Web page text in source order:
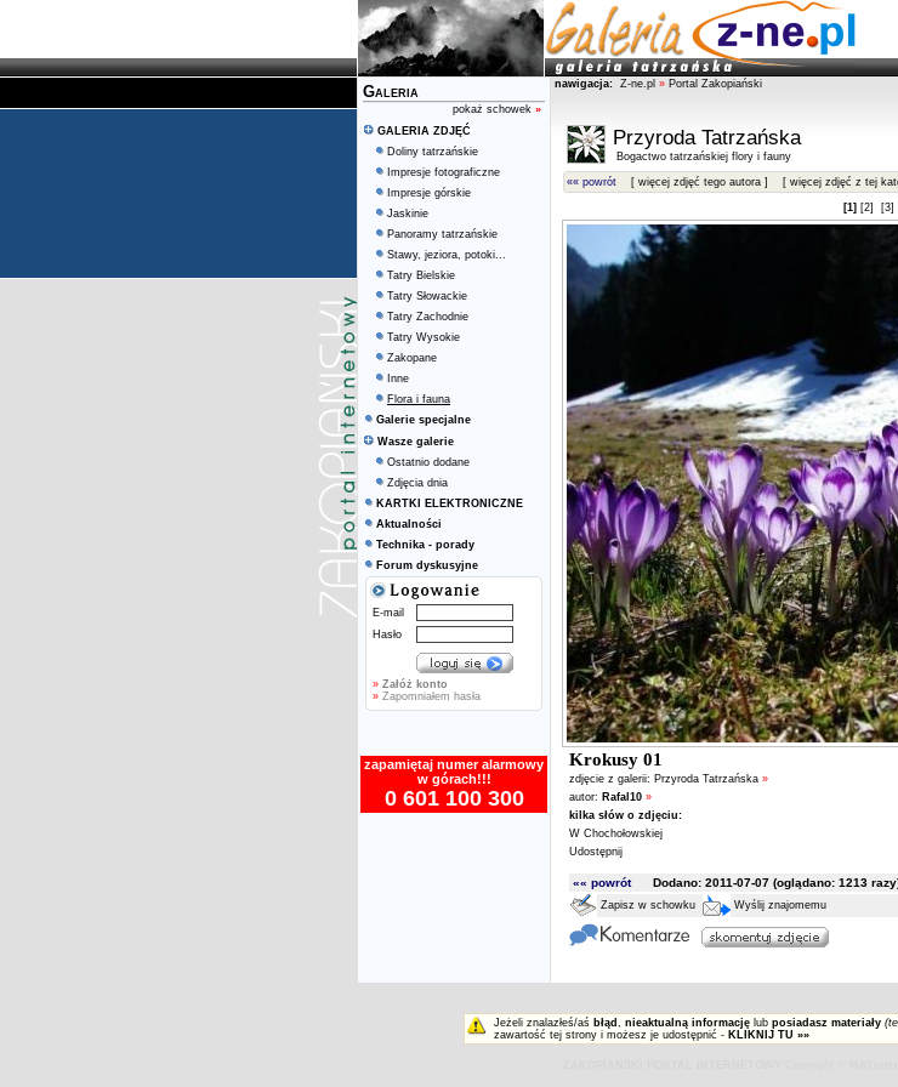
Galeria
pokaż schowek »
GALERIA ZDJĘĆ
Doliny tatrzańskie
Impresje fotograficzne
Impresje górskie
Jaskinie
Panoramy tatrzańskie
Stawy, jeziora, potoki...
Tatry Bielskie
Tatry Słowackie
Tatry Zachodnie
Tatry Wysokie
Zakopane
Inne
Flora i fauna
Galerie specjalne
Wasze galerie
Ostatnio dodane
Zdjęcia dnia
KARTKI ELEKTRONICZNE
Aktualności
Technika - porady
Forum dyskusyjne
E-mail
Hasło
» Załóż konto
» Zapomniałem hasła
zapamiętaj numer alarmowy
w górach!!!
0 601 100 300
nawigacja: Z-ne.pl » Portal Zakopiański
Przyroda Tatrzańska
Bogactwo tatrzańskiej flory i fauny
«« powrót [ więcej zdjęć tego autora ] [ więcej zdjęć z tej
[1] [2] [3]
Krokusy 01
zdjęcie z galerii: Przyroda Tatrzańska »
autor: Rafal10 »
kilka słów o zdjęciu:
W Chochołowskiej
Udostępnij
«« powrótDodano: 2011-07-07 (oglądano: 1213
Zapisz w schowku Wyślij znajomemu
Jeżeli znalazłeś/aś błąd , nieaktualną informację lub posiadasz materiały
zawartość tej strony i możesz je udostępnić - KLIKNIJ TU »»